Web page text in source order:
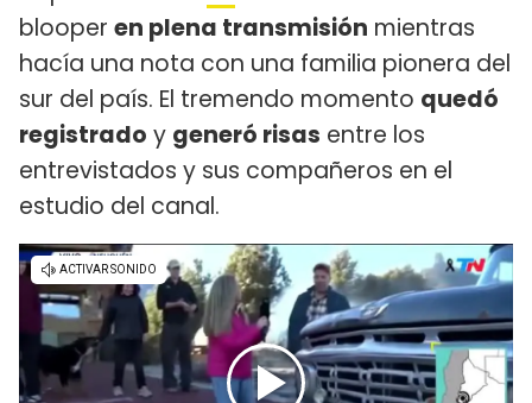
blooper en plena transmisión mientras
hacía una nota con una familia pionera del
sur del país. El tremendo momento quedó
registrado y generó risas entre los
entrevistados y sus compañeros en el
estudio del canal.